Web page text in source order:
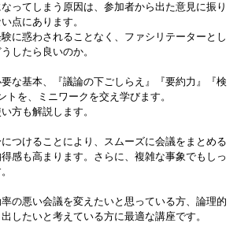
ってしまう原因は、参加者から出た意見に振り
点にあります。
に惑わされることなく、ファシリテーターとし
したら良いのか。
な基本、『議論の下ごしらえ』『要約力』『検
を、ミニワークを交え学びます。
方も解説します。
つけることにより、スムーズに会議をまとめる
感も高まります。さらに、複雑な事象でもしっ
の悪い会議を変えたいと思っている方、論理的
したいと考えている方に最適な講座です。